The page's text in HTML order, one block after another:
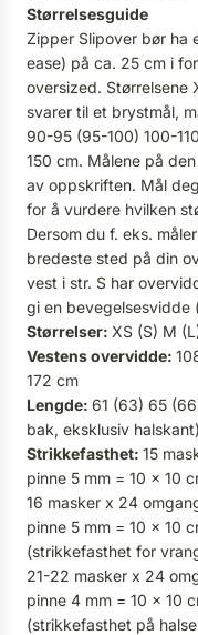
Størrelsesguide
Zipper Slipover bør ha
ease) på ca. 25 cm i
oversized. Størrelsene
svarer til et brystmål,
90-95 (95-100) 100-
150 cm. Målene på
av oppskriften. Mål
for å vurdere hvilken
Dersom du f. eks.
bredeste sted på din
vest i str. S har
gi en bevegelsesvidde
Størrelser: XS (S) M
Vestens overvidde:
172 cm
Lengde: 61 (63) 65
bak, eksklusiv halskant)
Strikkefasthet: 15
pinne 5 mm = 10 x 10
16 masker x 24
pinne 5 mm = 10 x 10
(strikkefasthet for
21-22 masker x 24
pinne 4 mm = 10 x 10
(strikkefasthet på